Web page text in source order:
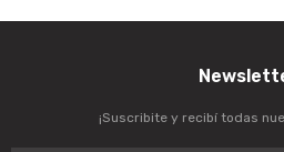
¡Suscribite y recibí todas